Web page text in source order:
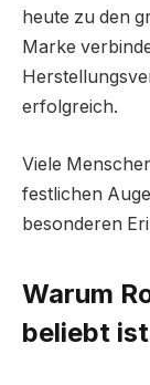
heute zu den
Marke
erfolgreich.
Viele
festlichen
besonderen
Warum
beliebt ist